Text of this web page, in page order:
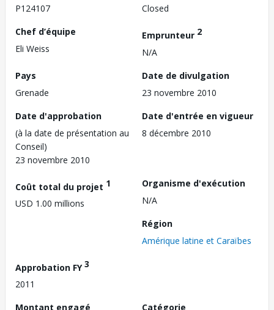
P124107
Closed
Chef d’équipe
Eli Weiss
Emprunteur 2
N/A
Pays
Grenade
Date de divulgation
23 novembre 2010
Date d'approbation
(à la date de présentation au
Conseil)
23 novembre 2010
Date d'entrée en vigueur
8 décembre 2010
Coût total du projet 1
USD 1.00 millions
Organisme d'exécution
N/A
Région
Amérique latine et Caraïbes
Approbation FY3
2011
Montant engagé
Catégorie